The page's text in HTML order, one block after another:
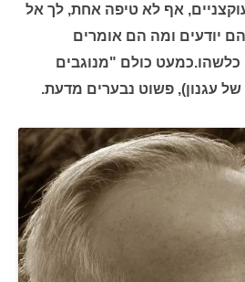
אף לא טיפה אחת, לך אל
יודעים ומה הם אומרים
כלשהו.כמעט כולם "מנוגבים
עגנון), פשוט נבערים מדעת.